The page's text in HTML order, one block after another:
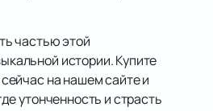
частью этой
истории. Купите
на нашем сайте и
утонченность и страсть